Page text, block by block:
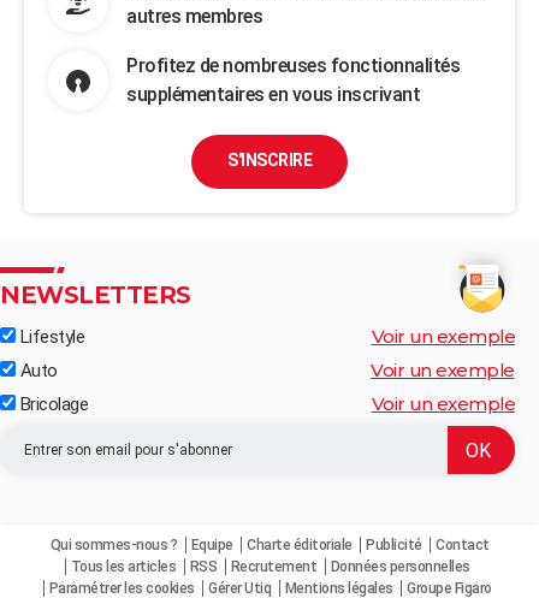
autres membres
Profitez de nombreuses fonctionnalités
supplémentaires en vous inscrivant
S'INSCRIRE
NEWSLETTERS
Lifestyle Voir un exemple
Auto Voir un exemple
Bricolage Voir un exemple
Qui sommes-nous ? Equipe Charte éditoriale Publicité
Contact
Tous les articles
RSS Recrutement
Données personnelles
Paramétrer les cookies
Gérer Utiq Mentions légales Groupe Figaro